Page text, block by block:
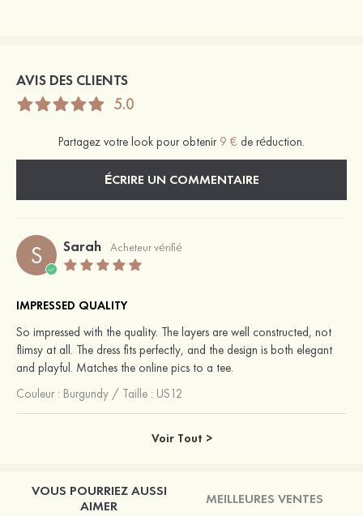
AVIS DES CLIENTS
5.0
Partagez votre look pour obtenir 9 € de réduction.
ÉCRIRE UN COMMENTAIRE
S Sarah Acheteur vérifié
IMPRESSED QUALITY
So impressed with the quality. The layers are well constructed, not
flimsy at all. The dress fits perfectly, and the design is both elegant
and playful. Matches the online pics to a tee.
Couleur : Burgundy / Taille : US12
Voir Tout >
VOUS POURRIEZ AUSSI
AIMER
MEILLEURES VENTES